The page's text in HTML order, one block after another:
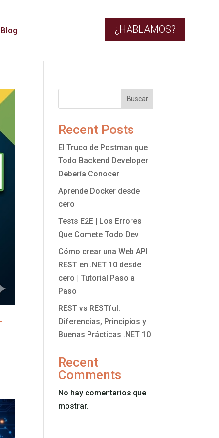
Blog ¿HABLAMOS?
Buscar
Recent Posts
El Truco de Postman que
Todo Backend Developer
Debería Conocer
Aprende Docker desde
cero
Tests E2E | Los Errores
Que Comete Todo Dev
Cómo crear una Web API
REST en .NET 10 desde
cero | Tutorial Paso a
Paso
REST vs RESTful:
Diferencias, Principios y
Buenas Prácticas .NET 10
Recent
Comments
No hay comentarios que
mostrar.